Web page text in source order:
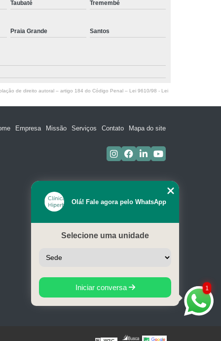
Taubaté Tremembé
Praia Grande Santos
de direito autoral – artigo 184 do Código Penal – Lei 9610/98 - Lei
Empresa Missão Serviços Contato Mapa do site
1
Olá! Fale agora pelo WhatsApp
Selecione uma unidade
Iniciar conversa